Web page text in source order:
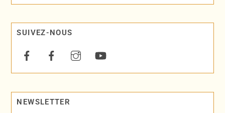
SUIVEZ-NOUS
NEWSLETTER